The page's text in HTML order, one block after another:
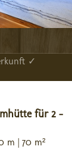
✓
für 2 -
m | 70 m²